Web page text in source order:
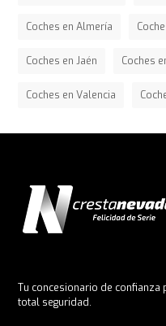
Coches en Almería
Coches en Jaén Coches
Coches en Valencia
Tu concesionario de
total seguridad.